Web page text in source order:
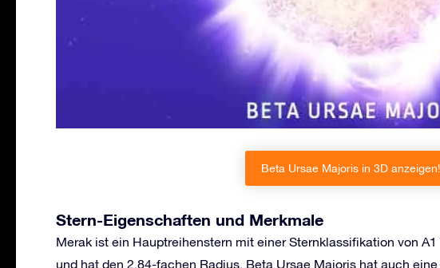
Beta Ursae Majoris in 3D anzeigen!
Stern-Eigenschaften und Merkmale
Merak ist ein Hauptreihenstern mit einer Sternklassifikation von
und hat den 2,84-fachen Radius. Beta Ursae Majoris hat auch